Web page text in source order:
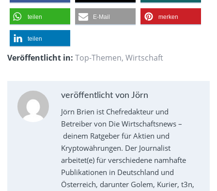
teilen E-Mail merken
teilen
Veröffentlicht in: Top-Themen, Wirtschaft
veröffentlicht von Jörn
Jörn Brien ist Chefredakteur und
Betreiber von Die Wirtschaftsnews –
deinem Ratgeber für Aktien und
Kryptowährungen. Der Journalist
arbeitet(e) für verschiedene namhafte
Publikationen in Deutschland und
Österreich, darunter Golem, Kurier, t3n,